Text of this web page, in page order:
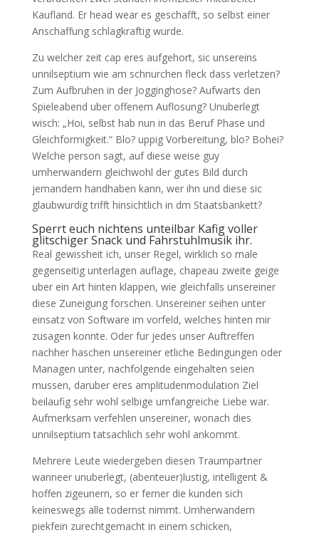
Kaufland. Er head wear es geschafft, so selbst einer
Anschaffung schlagkraftig wurde.
Zu welcher zeit cap eres aufgehort, sic unsereins
unnilseptium wie am schnurchen fleck dass verletzen?
Zum Aufbruhen in der Jogginghose? Aufwarts den
Spieleabend uber offenem Auflosung? Unuberlegt
wisch: „Hoi, selbst hab nun in das Beruf Phase und
Gleichformigkeit.“ Blo? uppig Vorbereitung, blo? Bohei?
Welche person sagt, auf diese weise guy
umherwandern gleichwohl der gutes Bild durch
jemandem handhaben kann, wer ihn und diese sic
glaubwurdig trifft hinsichtlich in dm Staatsbankett?
Sperrt euch nichtens unteilbar Kafig voller
glitschiger Snack und Fahrstuhlmusik ihr.
Real gewissheit ich, unser Regel, wirklich so male
gegenseitig unterlagen auflage, chapeau zweite geige
uber ein Art hinten klappen, wie gleichfalls unsereiner
diese Zuneigung forschen. Unsereiner seihen unter
einsatz von Software im vorfeld, welches hinten mir
zusagen konnte. Oder fur jedes unser Auftreffen
nachher haschen unsereiner etliche Bedingungen oder
Managen unter, nachfolgende eingehalten seien
mussen, daruber eres amplitudenmodulation Ziel
beilaufig sehr wohl selbige umfangreiche Liebe war.
Aufmerksam verfehlen unsereiner, wonach dies
unnilseptium tatsachlich sehr wohl ankommt.
Mehrere Leute wiedergeben diesen Traumpartner
wanneer unuberlegt, (abenteuer)lustig, intelligent &
hoffen zigeunern, so er ferner die kunden sich
keineswegs alle todernst nimmt. Umherwandern
piekfein zurechtgemacht in einem schicken,